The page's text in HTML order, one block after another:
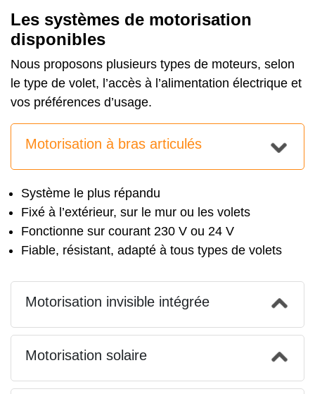
Les systèmes de motorisation
disponibles
Nous proposons plusieurs types de moteurs, selon
le type de volet, l’accès à l’alimentation électrique et
vos préférences d’usage.
Motorisation à bras articulés
Système le plus répandu
Fixé à l’extérieur, sur le mur ou les volets
Fonctionne sur courant 230 V ou 24 V
Fiable, résistant, adapté à tous types de volets
Motorisation invisible intégrée
Motorisation solaire